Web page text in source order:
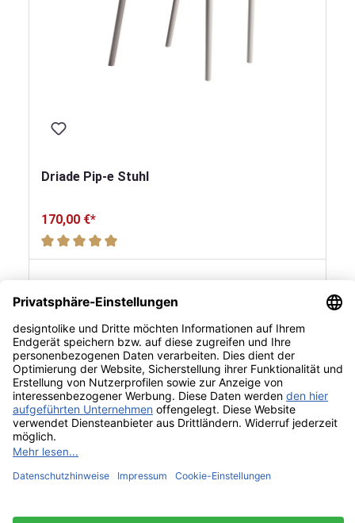
Driade Pip-e Stuhl
170,00 €*
Durchschnittliche Bewertung von 5 von 5 Sternen